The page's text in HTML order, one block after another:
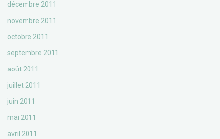
décembre 2011
novembre 2011
octobre 2011
septembre 2011
août 2011
juillet 2011
juin 2011
mai 2011
avril 2011